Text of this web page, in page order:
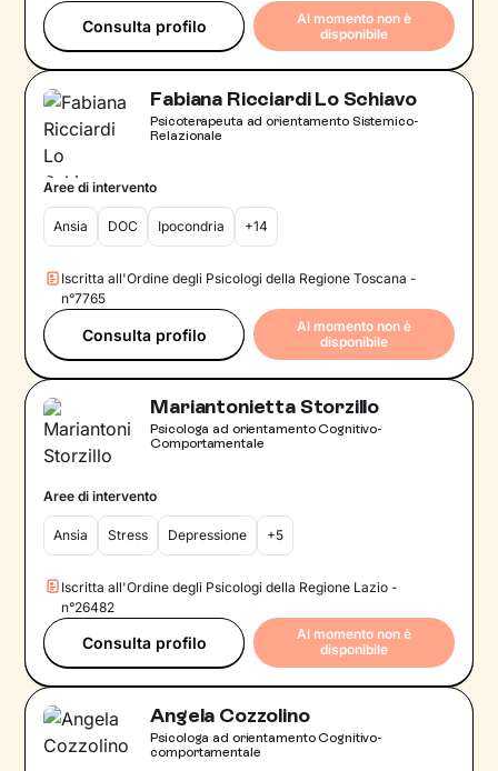
Consulta profilo
Al momento non è
disponibile
Fabiana Ricciardi Lo Schiavo
Psicoterapeuta ad orientamento Sistemico-
Relazionale
Aree di intervento
Ansia DOC Ipocondria +14
Iscritta all'Ordine degli Psicologi della Regione Toscana -
n°7765
Consulta profilo
Al momento non è
disponibile
Mariantonietta Storzillo
Psicologa ad orientamento Cognitivo-
Comportamentale
Aree di intervento
Ansia Stress Depressione +5
Iscritta all'Ordine degli Psicologi della Regione Lazio -
n°26482
Consulta profilo
Al momento non è
disponibile
Angela Cozzolino
Psicologa ad orientamento Cognitivo-
comportamentale